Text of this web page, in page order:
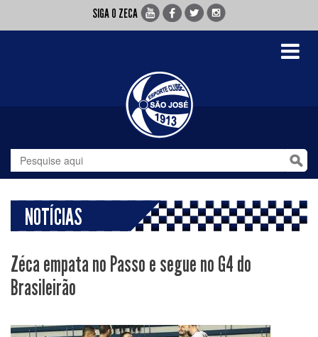
SIGA O ZECA
Toggle
NOTÍCIAS
Zéca empata no Passo e segue no G4 do
Brasileirão